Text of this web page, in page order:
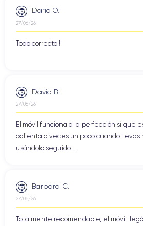
Dario O.
27/06/26
Todo correcto!!
David B.
27/06/26
El móvil funciona a la perfección sí que
calienta a veces un poco cuando llevas
usándolo seguido ...
Barbara C.
27/06/26
Totalmente recomendable, el móvil